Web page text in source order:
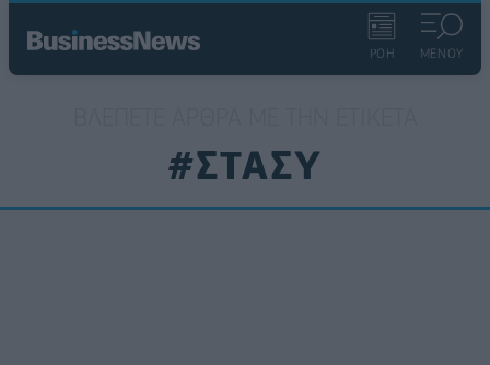
ΡΟΗ ΜΕΝΟΥ
#ΣΤΑΣΥ